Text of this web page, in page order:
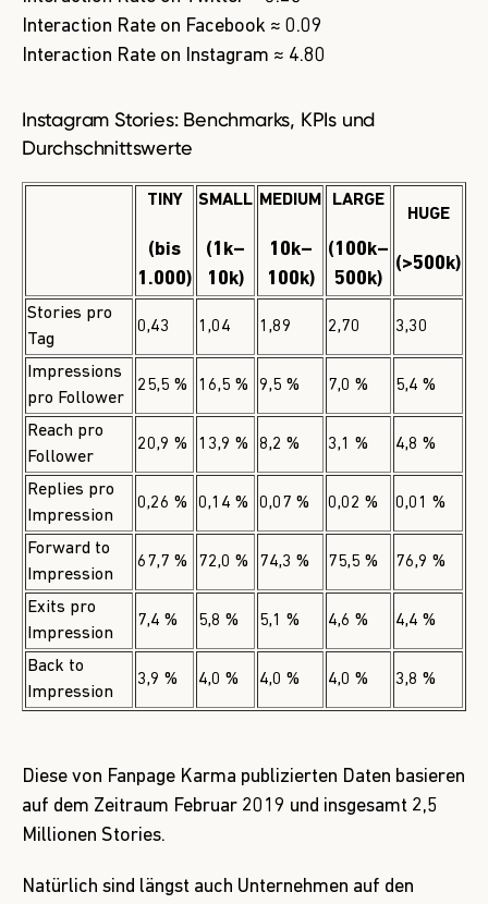
Interaction Rate on Facebook ≈ 0.09
Interaction Rate on Instagram ≈ 4.80
Instagram Stories: Benchmarks, KPIs und
Durchschnittswerte
TINY
(bis
1.000)
SMALL
(1k–
10k)
MEDIUM
10k–
100k)
LARGE
(100k–
500k)
HUGE
(>500k)
Stories pro
Tag
0,43 1,04 1,89 2,70 3,30
Impressions
pro Follower
25,5 % 16,5 % 9,5 % 7,0 % 5,4 %
Reach pro
Follower
20,9 % 13,9 % 8,2 % 3,1 % 4,8 %
Replies pro
Impression
0,26 % 0,14 % 0,07 % 0,02 % 0,01 %
Forward to
Impression
67,7 % 72,0 % 74,3 % 75,5 % 76,9 %
Exits pro
Impression
7,4 % 5,8 % 5,1 % 4,6 % 4,4 %
Back to
Impression
3,9 % 4,0 % 4,0 % 4,0 % 3,8 %
Diese von Fanpage Karma publizierten Daten basieren
auf dem Zeitraum Februar 2019 und insgesamt 2,5
Millionen Stories.
Natürlich sind längst auch Unternehmen auf den